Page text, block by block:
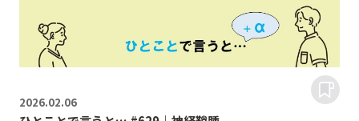
2026.02.06